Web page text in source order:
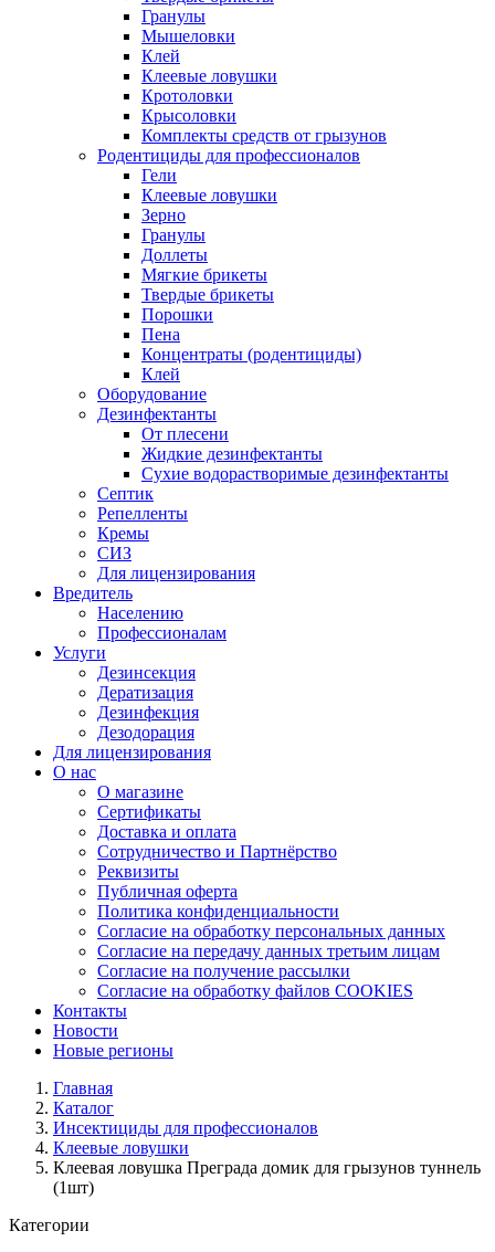
Гранулы
Мышеловки
Клей
Клеевые ловушки
Кротоловки
Крысоловки
Комплекты средств от грызунов
Родентициды для профессионалов
Гели
Клеевые ловушки
Зерно
Гранулы
Доллеты
Мягкие брикеты
Твердые брикеты
Порошки
Пена
Концентраты (родентициды)
Клей
Оборудование
Дезинфектанты
От плесени
Жидкие дезинфектанты
Сухие водорастворимые дезинфектанты
Септик
Репелленты
Кремы
СИЗ
Для лицензирования
Вредитель
Населению
Профессионалам
Услуги
Дезинсекция
Дератизация
Дезинфекция
Дезодорация
Для лицензирования
О нас
О магазине
Сертификаты
Доставка и оплата
Сотрудничество и Партнёрство
Реквизиты
Публичная оферта
Политика конфиденциальности
Согласие на обработку персональных данных
Согласие на передачу данных третьим лицам
Согласие на получение рассылки
Согласие на обработку файлов COOKIES
Контакты
Новости
Новые регионы
Главная
Каталог
Инсектициды для профессионалов
Клеевые ловушки
Клеевая ловушка Преграда домик для грызунов туннель
(1шт)
Категории